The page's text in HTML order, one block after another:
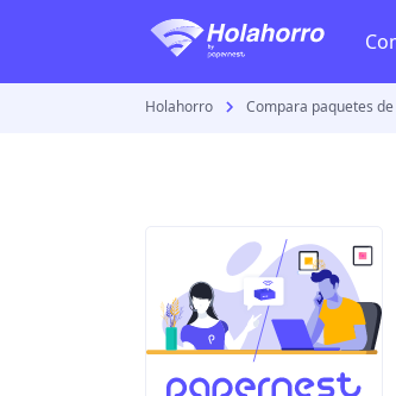
Dish
Sky
Holahorro Compara paquetes